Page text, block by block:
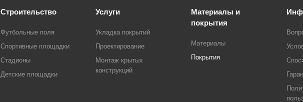
Строительство
Футбольные поля
Спортивные площадки
Стадионы
Детские площадки
Услуги
Укладка покрытий
Проектирование
Монтаж крытых
конструкций
Материалы и
покрытия
Материалы
Покрытия